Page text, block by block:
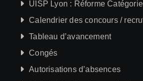
UISP Lyon : Réforme
Calendrier des concours /
Tableau d’avancement
Congés
Autorisations d’absences